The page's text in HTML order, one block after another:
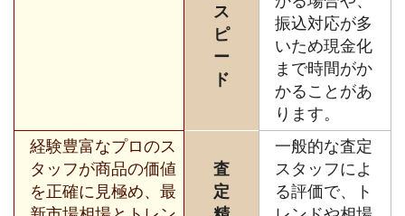
ス
ピ
ー
ド
振込対応が多
いため現金化
まで時間がか
かることがあ
ります。
経験豊富なプロのス
タッフが商品の価値
を正確に見極め、最
査
定
一般的な査定
スタッフによ
る評価で、ト